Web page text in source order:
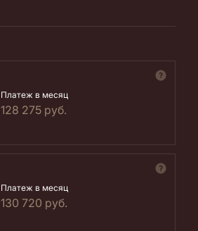
Платеж в месяц
128 275 руб.
Платеж в месяц
130 720 руб.